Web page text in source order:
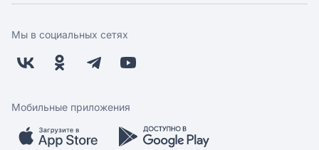
Поставщикам
Заводчикам
Обратная связь
Оплата
Бонусная программа
Скидки и акции
Мобильное приложение
Мы в социальных сетях
Мобильные приложения